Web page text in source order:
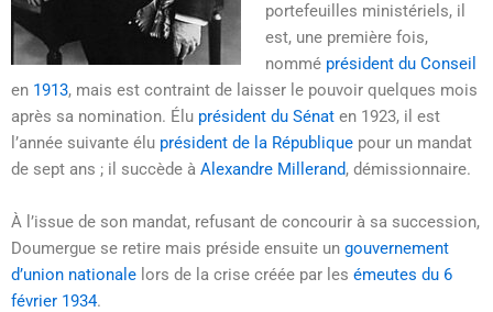
portefeuilles ministériels, il
est, une première fois,
nommé président du Conseil
en 1913, mais est contraint de laisser le pouvoir quelques mois
après sa nomination. Élu président du Sénat en 1923, il est
l’année suivante élu président de la République pour un mandat
de sept ans ; il succède à Alexandre Millerand, démissionnaire.
À l’issue de son mandat, refusant de concourir à sa succession,
Doumergue se retire mais préside ensuite un gouvernement
d’union nationale lors de la crise créée par les émeutes du 6
février 1934.